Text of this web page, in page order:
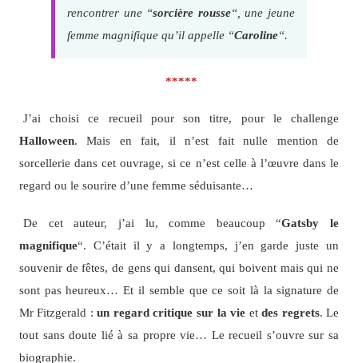
rencontrer une “sorcière rousse“, une jeune
femme magnifique qu’il appelle “Caroline“.
*****
J’ai choisi ce recueil pour son titre, pour le challenge
Halloween. Mais en fait, il n’est fait nulle mention de
sorcellerie dans cet ouvrage, si ce n’est celle à l’œuvre dans le
regard ou le sourire d’une femme séduisante…
De cet auteur, j’ai lu, comme beaucoup “Gatsby le
magnifique“. C’était il y a longtemps, j’en garde juste un
souvenir de fêtes, de gens qui dansent, qui boivent mais qui ne
sont pas heureux… Et il semble que ce soit là la signature de
Mr Fitzgerald :un regard critique sur la vie etdes regrets. Le
tout sans doute lié à sa propre vie… Le recueil s’ouvre sur sa
biographie.